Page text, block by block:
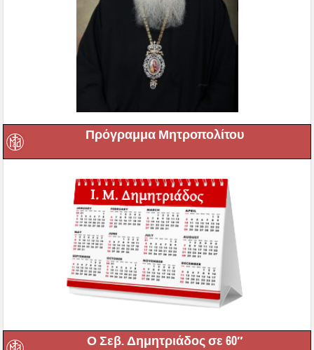
Πρόγραμμα Μητροπολίτου
Ο Σεβ. Δημητριάδος σε 60″